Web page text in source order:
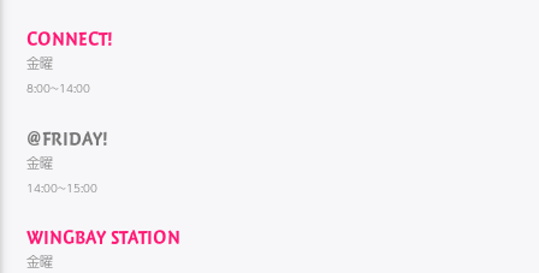
CONNECT!
金曜
8:00~14:00
@FRIDAY!
金曜
14:00~15:00
WINGBAY STATION
金曜